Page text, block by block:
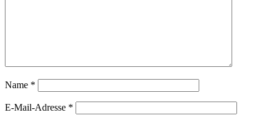
Name *
E-Mail-Adresse *